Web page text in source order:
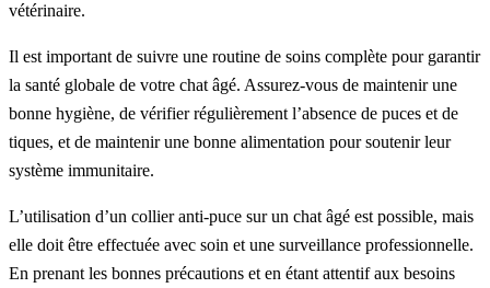
vétérinaire.
Il est important de suivre une routine de soins complète pour garantir
la santé globale de votre chat âgé. Assurez-vous de maintenir une
bonne hygiène, de vérifier régulièrement l’absence de puces et de
tiques, et de maintenir une bonne alimentation pour soutenir leur
système immunitaire.
L’utilisation d’un collier anti-puce sur un chat âgé est possible, mais
elle doit être effectuée avec soin et une surveillance professionnelle.
En prenant les bonnes précautions et en étant attentif aux besoins